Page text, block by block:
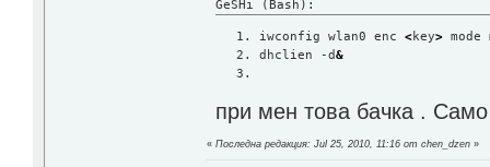
GeSHi (Bash):
iwconfig wlan0 enc <key>
dhclien -d&
при мен това бачка .
«Последна редакция: Jul 25, 2010, 11:16 от chen_dzen »